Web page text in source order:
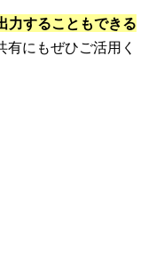
力することもできる
にもぜひご活用く